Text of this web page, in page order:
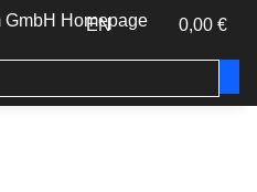
EN 0,00 €